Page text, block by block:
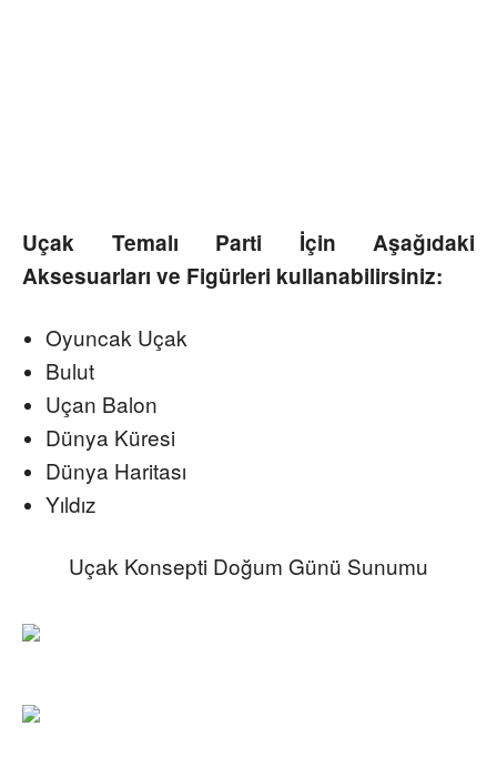
Uçak Temalı Parti İçin Aşağıdaki
Aksesuarları ve Figürleri kullanabilirsiniz:
Oyuncak Uçak
Bulut
Uçan Balon
Dünya Küresi
Dünya Haritası
Yıldız
Uçak Konsepti Doğum Günü Sunumu